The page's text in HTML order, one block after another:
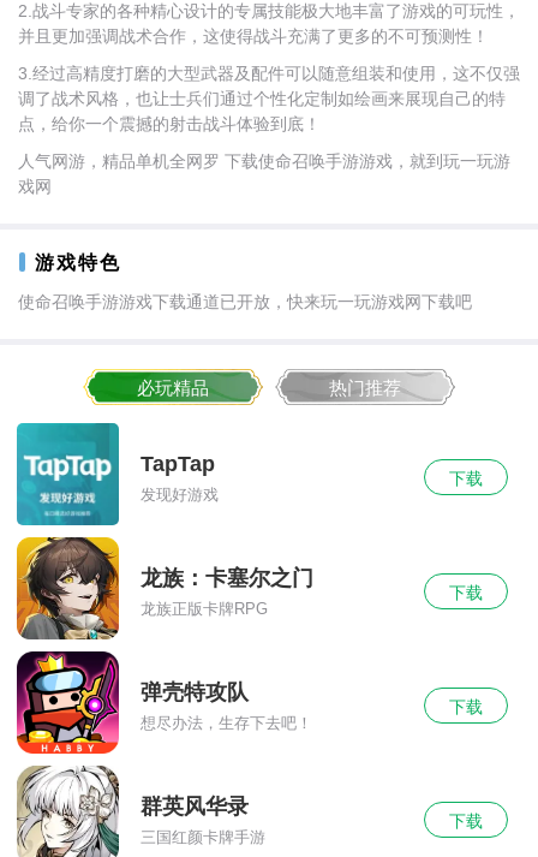
2.战斗专家的各种精心设计的专属技能极大地丰富了游戏的可玩性，
并且更加强调战术合作，这使得战斗充满了更多的不可预测性！
3.经过高精度打磨的大型武器及配件可以随意组装和使用，这不仅强
调了战术风格，也让士兵们通过个性化定制如绘画来展现自己的特
点，给你一个震撼的射击战斗体验到底！
人气网游，精品单机全网罗 下载使命召唤手游游戏，就到玩一玩游
戏网
游戏特色
使命召唤手游游戏下载通道已开放，快来玩一玩游戏网下载吧
必玩精品 热门推荐
TapTap
发现好游戏
下载
龙族：卡塞尔之门
龙族正版卡牌RPG
下载
弹壳特攻队
想尽办法，生存下去吧！
下载
群英风华录
三国红颜卡牌手游
下载